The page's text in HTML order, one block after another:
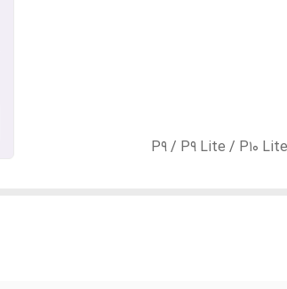
P9 / P9 Lite / P10